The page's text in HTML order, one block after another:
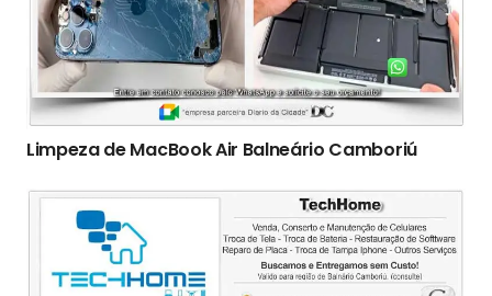
Limpeza de MacBook Air Balneário Camboriú